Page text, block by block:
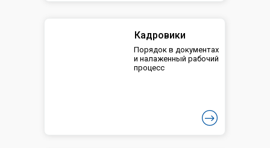
Кадровики
Порядок в документах
и налаженный рабочий
процесс